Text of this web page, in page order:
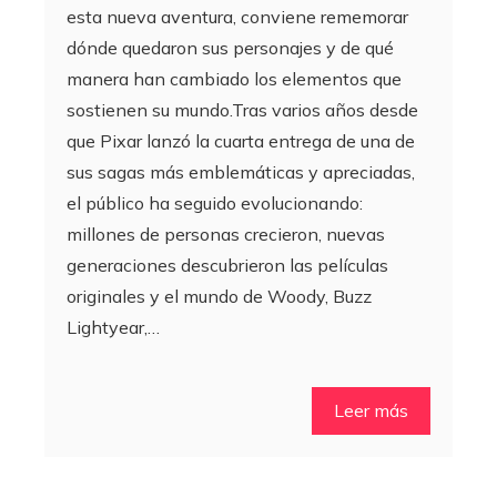
esta nueva aventura, conviene rememorar
dónde quedaron sus personajes y de qué
manera han cambiado los elementos que
sostienen su mundo.Tras varios años desde
que Pixar lanzó la cuarta entrega de una de
sus sagas más emblemáticas y apreciadas,
el público ha seguido evolucionando:
millones de personas crecieron, nuevas
generaciones descubrieron las películas
originales y el mundo de Woody, Buzz
Lightyear,…
Leer más